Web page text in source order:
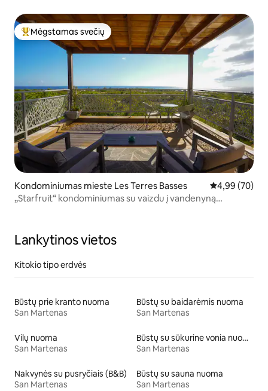
Svečių mėgstamiausias
Mėgstamas svečių
Kondominiumas mieste Les Terres Basses Vidutinis
4,99 (70)
„Starfruit“ kondominiumas su vaizdu į vandenyną
Lankytinos vietos
Kitokio tipo erdvės
Būstų prie kranto nuoma
San Martenas
Būstų su baidarėmis nuoma
San Martenas
Vilų nuoma
San Martenas
Būstų su sūkurine vonia nuoma
San Martenas
Nakvynės su pusryčiais (B&B)
San Martenas
Būstų su sauna nuoma
San Martenas